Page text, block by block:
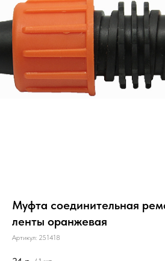
Муфта соединительная
ленты оранжевая
Артикул: 251418